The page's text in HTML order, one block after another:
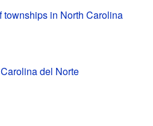
townships in North Carolina
del Norte